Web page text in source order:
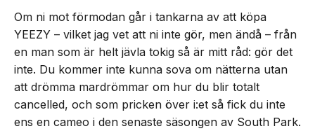
Om ni mot förmodan går i tankarna av att köpa
YEEZY – vilket jag vet att ni inte gör, men ändå – från
en man som är helt jävla tokig så är mitt råd: gör det
inte. Du kommer inte kunna sova om nätterna utan
att drömma mardrömmar om hur du blir totalt
cancelled, och som pricken över i:et så fick du inte
ens en cameo i den senaste säsongen av South Park.